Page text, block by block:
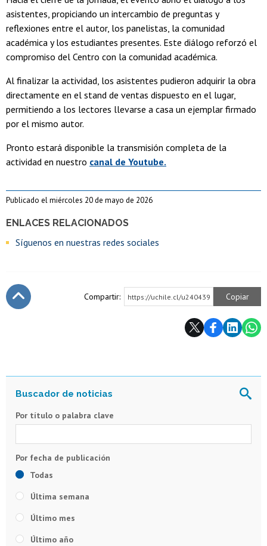
ENLACES RELACIONADOS
Síguenos en nuestras redes sociales
asistentes, propiciando un intercambio de preguntas y
reflexiones entre el autor, los panelistas, la comunidad
académica y los estudiantes presentes. Este diálogo reforzó el
compromiso del Centro con la comunidad académica.
Al finalizar la actividad, los asistentes pudieron adquirir la obra
directamente en el stand de ventas dispuesto en el lugar,
permitiendo a los lectores llevarse a casa un ejemplar firmado
por el mismo autor.
Pronto estará disponible la transmisión completa de la
actividad en nuestro canal de Youtube.
Publicado el miércoles 20 de mayo de 2026
Compartir: https://uchile.cl/u240439 Copiar
Por título o palabra clave
Todas
Última semana
Último mes
Último año